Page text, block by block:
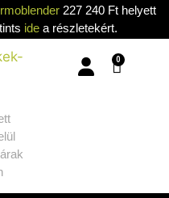
227 240 Ft helyett
idea részletekért.
0